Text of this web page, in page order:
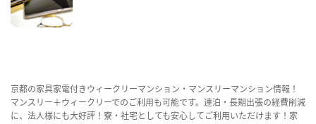
京都の家具家電付きウィークリーマンション・マンスリーマンション情報！
マンスリー＋ウィークリーでのご利用も可能です。連泊・長期出張の経費削減
に、法人様にも大好評！寮・社宅としても安心してご利用いただけます！家